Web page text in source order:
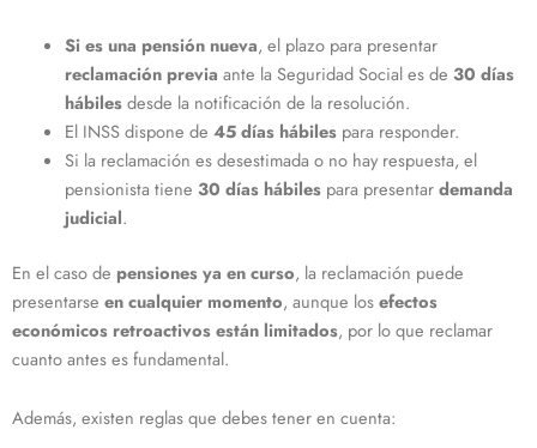
Si es una pensión nueva, el plazo para presentar
reclamación previa ante la Seguridad Social es de 30 días
hábilesdesde la notificación de la resolución.
El INSS dispone de 45 días hábilespara responder.
Si la reclamación es desestimada o no hay respuesta, el
pensionista tiene 30 días hábilespara presentardemanda
judicial.
En el caso de pensiones ya en curso, la reclamación puede
presentarse en cualquier momento, aunque losefectos
económicos retroactivos están limitados, por lo que reclamar
cuanto antes es fundamental.
Además, existen reglas que debes tener en cuenta: